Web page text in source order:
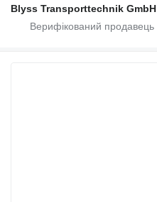
Blyss Transporttechnik GmbH